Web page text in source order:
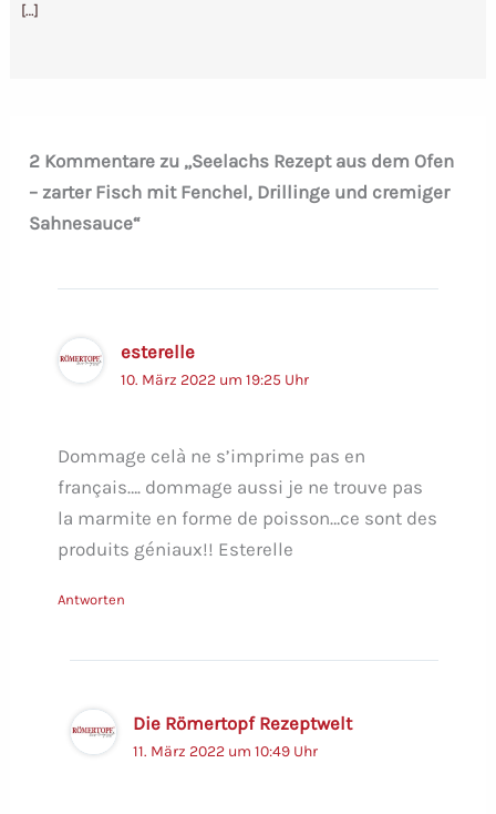
[…]
2 Kommentare zu „Seelachs Rezept aus dem Ofen
– zarter Fisch mit Fenchel, Drillinge und cremiger
Sahnesauce“
esterelle
10. März 2022 um 19:25 Uhr
Dommage celà ne s’imprime pas en
français…. dommage aussi je ne trouve pas
la marmite en forme de poisson…ce sont des
produits géniaux!! Esterelle
Antworten
Die Römertopf Rezeptwelt
11. März 2022 um 10:49 Uhr